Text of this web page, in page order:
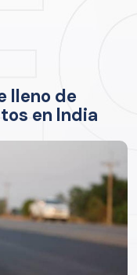
lleno de
en India